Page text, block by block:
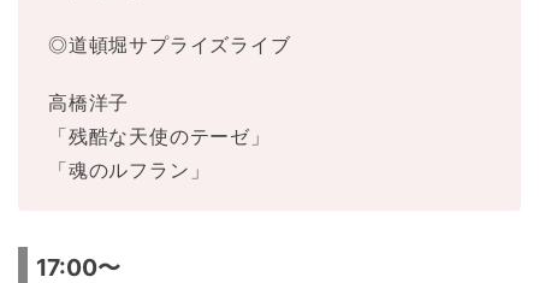
◎道頓堀サプライズライブ
高橋洋子
「残酷な天使のテーゼ」
「魂のルフラン」
17:00〜